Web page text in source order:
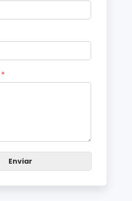
*
Enviar